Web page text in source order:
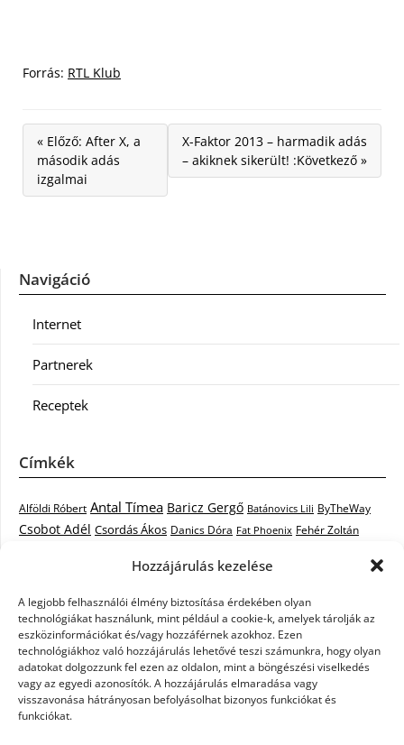
Hozzájárulás kezelése
A legjobb felhasználói élmény biztosítása érdekében olyan
technológiákat használunk, mint például a cookie-k, amelyek tárolják az
eszközinformációkat és/vagy hozzáférnek azokhoz. Ezen
technológiákhoz való hozzájárulás lehetővé teszi számunkra, hogy olyan
adatokat dolgozzunk fel ezen az oldalon, mint a böngészési viselkedés
vagy az egyedi azonosítók. A hozzájárulás elmaradása vagy
visszavonása hátrányosan befolyásolhat bizonyos funkciókat és
funkciókat.
Forrás: RTL Klub
« Előző: After X, a
második adás
izgalmai
X-Faktor 2013 – harmadik adás
– akiknek sikerült! :Következő »
Navigáció
Internet
Partnerek
Receptek
Címkék
Alföldi Róbert Antal Tímea Baricz Gergő Batánovics Lili ByTheWay
Csobot Adél Csordás Ákos Danics Dóra Fat Phoenix Fehér Zoltán
Kovács László Stone
Krasznai Tünde Like LiL C. Malek Miklós mentor Muri Enikő
Nagy Feró Oláh Gergő Péterffy Lili Rocktenors RTL Klub
Cowell Szabó Dávid Szabó Ádám Szikora Róbert Takács Nikolas
Tarány Tamás Tóth Gabi Vastag Csaba Vastag Tamás
Kati X-factor X-FaktorX-Faktor videók